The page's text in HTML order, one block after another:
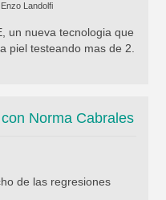
Enzo Landolfi
un nueva tecnologia que
piel testeando mas de 2.
Norma Cabrales
de las regresiones